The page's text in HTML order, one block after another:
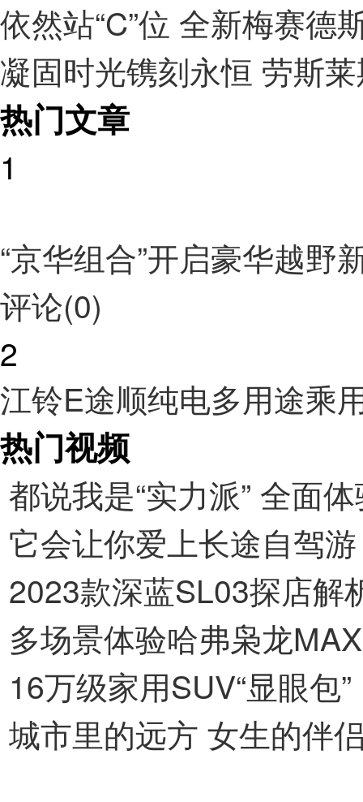
依然站“C”位 全新梅赛德
凝固时光镌刻永恒 劳斯
热门文章
1
“京华组合”开启豪华越野
评论(0)
2
江铃E途顺纯电多用途乘
热门视频
都说我是“实力派” 全面
它会让你爱上长途自驾游
2023款深蓝SL03探店解
多场景体验哈弗枭龙MAX
16万级家用SUV“显眼包”
城市里的远方 女生的